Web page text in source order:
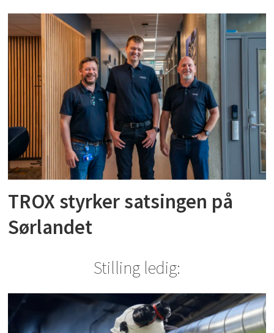
TROX styrker satsingen på
Sørlandet
Stilling ledig: